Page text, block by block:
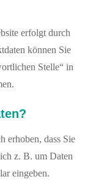
erfolgt durch
können Sie
Stelle“ in
erhoben, dass Sie
z. B. um Daten
eingeben.